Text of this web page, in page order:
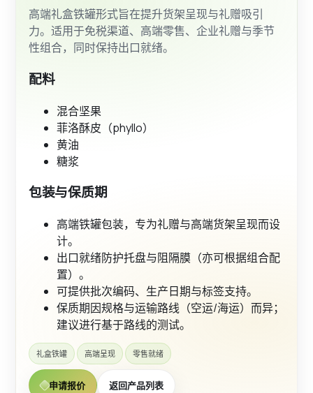
高端礼盒铁罐形式旨在提升货架呈现与礼赠吸引
力。适用于免税渠道、高端零售、企业礼赠与季节
性组合，同时保持出口就绪。
配料
混合坚果
菲洛酥皮（phyllo）
黄油
糖浆
包装与保质期
高端铁罐包装，专为礼赠与高端货架呈现而设
计。
出口就绪防护托盘与阻隔膜（亦可根据组合配
置）。
可提供批次编码、生产日期与标签支持。
保质期因规格与运输路线（空运/海运）而异；
建议进行基于路线的测试。
礼盒铁罐 高端呈现 零售就绪
申请报价 返回产品列表